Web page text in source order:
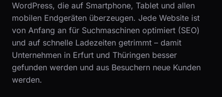
WordPress, die auf Smartphone, Tablet und allen
mobilen Endgeräten überzeugen. Jede Website ist
von Anfang an für Suchmaschinen optimiert (SEO)
und auf schnelle Ladezeiten getrimmt – damit
Unternehmen in Erfurt und Thüringen besser
gefunden werden und aus Besuchern neue Kunden
werden.